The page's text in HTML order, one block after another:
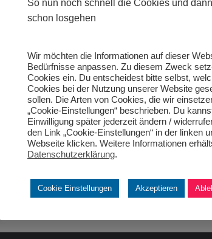
So nun noch schnell die Cookies und
schon losgehen
Wir möchten die Informationen auf dieser
Bedürfnisse anpassen. Zu diesem Zweck
Cookies ein. Du entscheidest bitte selbst,
Cookies bei der Nutzung unserer Website
sollen. Die Arten von Cookies, die wir
„Cookie-Einstellungen“ beschrieben. Du
Einwilligung später jederzeit ändern /
den Link „Cookie-Einstellungen“ in der linken
Webseite klicken. Weitere Informationen
Datenschutzerklärung.
Cookie Einstellungen Akzeptieren